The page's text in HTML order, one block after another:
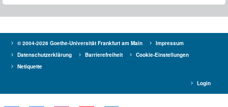
© 2004-2026 Goethe-Universität Frankfurt am Main
Impressum
Datenschutzerklärung
Barrierefreiheit
Cookie-Einstellungen
Netiquette
Login